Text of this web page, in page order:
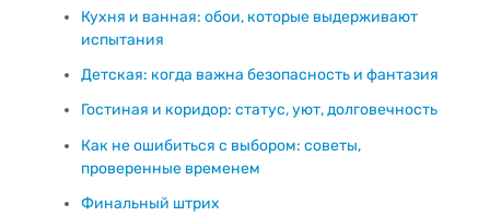
Кухня и ванная: обои, которые выдерживают
испытания
Детская: когда важна безопасность и фантазия
Гостиная и коридор: статус, уют, долговечность
Как не ошибиться с выбором: советы,
проверенные временем
Финальный штрих